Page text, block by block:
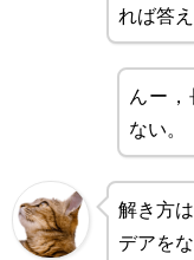
れば答え
んー
ない。
解き方
デアを